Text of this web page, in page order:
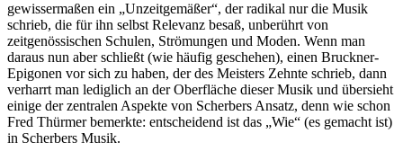
gewissermaßen ein „Unzeitgemäßer“, der radikal nur die Musik
schrieb, die für ihn selbst Relevanz besaß, unberührt von
zeitgenössischen Schulen, Strömungen und Moden. Wenn man
daraus nun aber schließt (wie häufig geschehen), einen Bruckner-
Epigonen vor sich zu haben, der des Meisters Zehnte schrieb, dann
verharrt man lediglich an der Oberfläche dieser Musik und übersieht
einige der zentralen Aspekte von Scherbers Ansatz, denn wie schon
Fred Thürmer bemerkte: entscheidend ist das „Wie“ (es gemacht ist)
in Scherbers Musik.